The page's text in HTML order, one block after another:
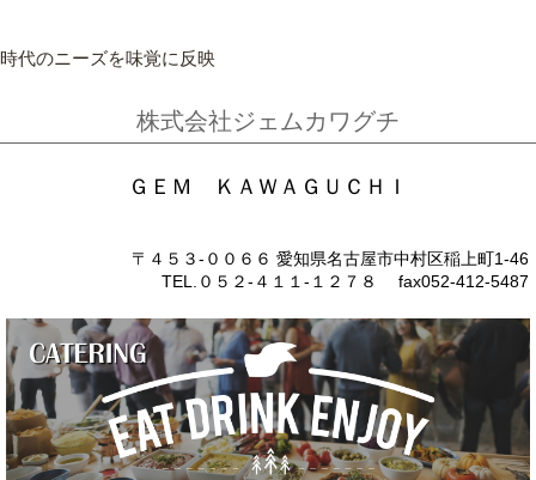
株式会社ジェムカワグチ
時代のニーズを味覚に反映
ＧＥＭ ＫＡＷＡＧＵＣＨＩ
〒４５３-００６６ 愛知県名古屋市中村区稲上町1-46
TEL.０５２-４１１-１２７８ fax052-412-5487